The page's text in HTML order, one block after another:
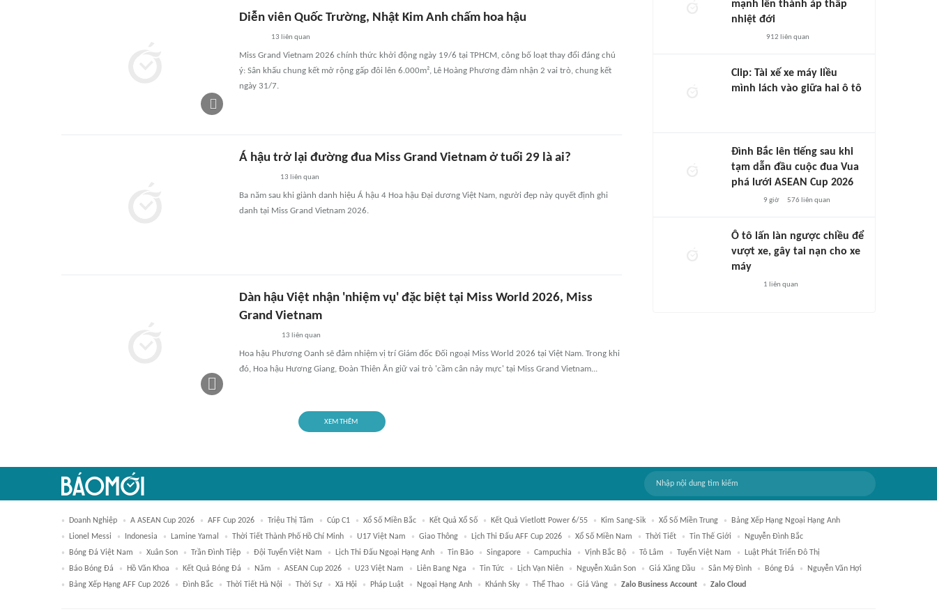
Diễn viên Quốc Trường, Nhật Kim Anh chấm hoa hậu
13 liên quan
Miss Grand Vietnam 2026 chính thức khởi động ngày 19/6 tại TPHCM, công bố loạt thay đổi đáng chú
ý: Sân khấu chung kết mở rộng gấp đôi lên 6.000m², Lê Hoàng Phương đảm nhận 2 vai trò, chung kết
ngày 31/7.
Á hậu trở lại đường đua Miss Grand Vietnam ở tuổi 29 là ai?
13 liên quan
Ba năm sau khi giành danh hiệu Á hậu 4 Hoa hậu Đại dương Việt Nam, người đẹp này quyết định ghi
danh tại Miss Grand Vietnam 2026.
Dàn hậu Việt nhận 'nhiệm vụ' đặc biệt tại Miss World 2026, Miss
Grand Vietnam
13 liên quan
Hoa hậu Phương Oanh sẽ đảm nhiệm vị trí Giám đốc Đối ngoại Miss World 2026 tại Việt Nam. Trong khi
đó, Hoa hậu Hương Giang, Đoàn Thiên Ân giữ vai trò 'cầm cân nảy mực' tại Miss Grand Vietnam...
XEM THÊM
mạnh lên thành áp thấp
nhiệt đới
912 liên quan
Clip: Tài xế xe máy liều
mình lách vào giữa hai ô tô
Đình Bắc lên tiếng sau khi
tạm dẫn đầu cuộc đua Vua
phá lưới ASEAN Cup 2026
9 giờ 576 liên quan
Ô tô lấn làn ngược chiều để
vượt xe, gây tai nạn cho xe
máy
1 liên quan
Doanh Nghiệp A ASEAN Cup 2026 AFF Cup 2026 Triệu Thị Tâm Cúp C1 Xổ Số Miền Bắc Kết Quả Xổ Số Kết Quả Vietlott Power 6/55 Kim Sang-Sik Xổ Số Miền Trung
Bảng Xếp Hạng Ngoại Hạng Anh
Lionel Messi
Indonesia Lamine Yamal Thời Tiết Thành Phố Hồ Chí Minh U17 Việt Nam Giao Thông Lịch Thi Đấu AFF Cup 2026 Xổ Số Miền Nam Thời Tiết Tin Thế Giới
Nguyễn Đình Bắc
Bóng Đá Việt Nam
Xuân Son Trần Đình Tiệp Đội Tuyển Việt Nam Lịch Thi Đấu Ngoại Hạng Anh Tin Bão Singapore Campuchia Vịnh Bắc Bộ Tô Lâm Tuyển Việt Nam
Luật Phát Triển Đô Thị
Báo Bóng Đá
Hồ Văn Khoa Kết Quả Bóng Đá Năm ASEAN Cup 2026 U23 Việt Nam Liên Bang Nga Tin Tức Lịch Vạn Niên Nguyễn Xuân Son Giá Xăng Dầu Sân Mỹ Đình Bóng Đá
Nguyễn Văn Hợi
Bảng Xếp Hạng AFF Cup 2026
Đình Bắc Thời Tiết Hà Nội Thời Sự Xã Hội Pháp Luật Ngoại Hạng Anh Khánh Sky Thể Thao Giá Vàng Zalo Business Account Zalo Cloud